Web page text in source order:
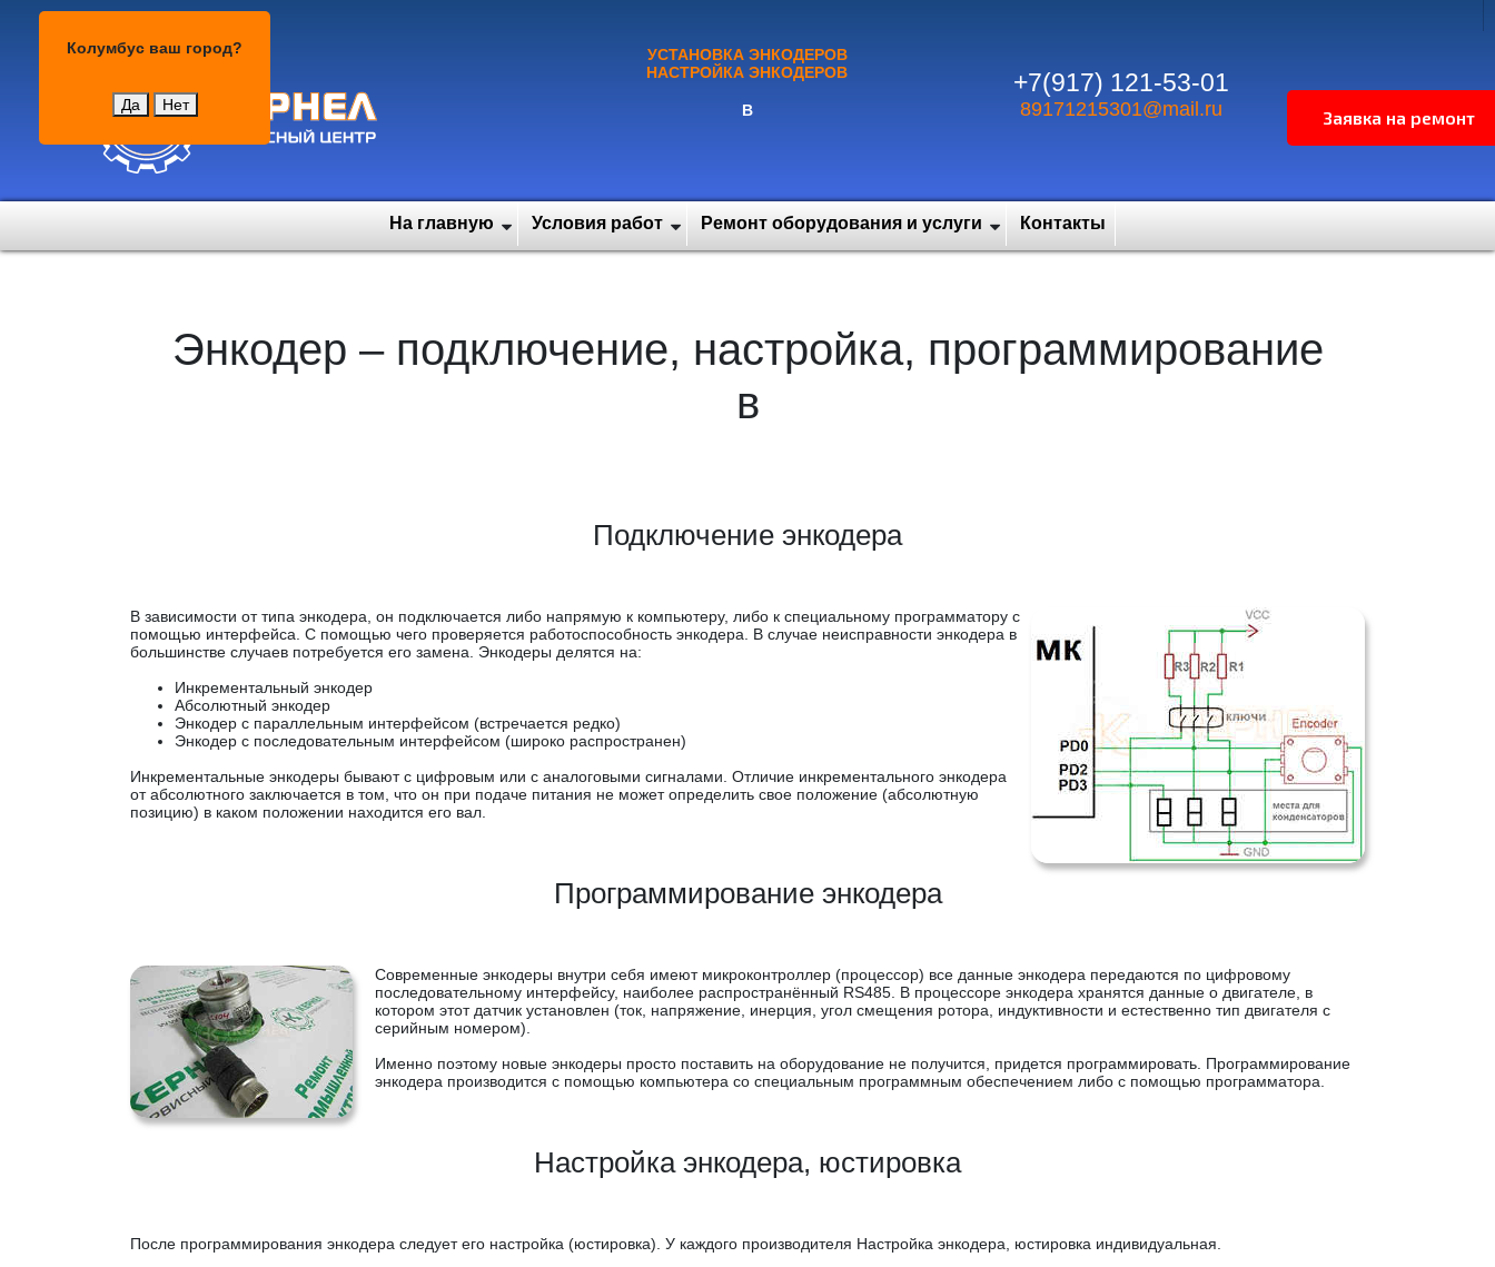
Колумбус ваш город?
Да Нет
УСТАНОВКА ЭНКОДЕРОВ
НАСТРОЙКА ЭНКОДЕРОВ
В
+7(917) 121-53-01
89171215301@mail.ru
На главную Условия работ Ремонт оборудования и услуги Контакты
Энкодер – подключение, настройка, программирование
в
Подключение энкодера
В зависимости от типа энкодера, он подключается либо напрямую к компьютеру, либо к специальному программатору с
помощью интерфейса. С помощью чего проверяется работоспособность энкодера. В случае неисправности энкодера в
большинстве случаев потребуется его замена. Энкодеры делятся на:
Инкрементальный энкодер
Абсолютный энкодер
Энкодер с параллельным интерфейсом (встречается редко)
Энкодер с последовательным интерфейсом (широко распространен)
Инкрементальные энкодеры бывают с цифровым или с аналоговыми сигналами. Отличие инкрементального энкодера
от абсолютного заключается в том, что он при подаче питания не может определить свое положение (абсолютную
позицию) в каком положении находится его вал.
Программирование энкодера
Современные энкодеры внутри себя имеют микроконтроллер (процессор) все данные энкодера передаются по цифровому
последовательному интерфейсу, наиболее распространённый RS485. В процессоре энкодера хранятся данные о двигателе, в
котором этот датчик установлен (ток, напряжение, инерция, угол смещения ротора, индуктивности и естественно тип двигателя с
серийным номером).
Именно поэтому новые энкодеры просто поставить на оборудование не получится, придется программировать. Программирование
энкодера производится с помощью компьютера со специальным программным обеспечением либо с помощью программатора.
Настройка энкодера, юстировка
После программирования энкодера следует его настройка (юстировка). У каждого производителя Настройка энкодера, юстировка индивидуальная.